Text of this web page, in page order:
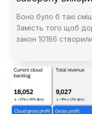
Воно було б такі
Замість того щоб
закон 10186